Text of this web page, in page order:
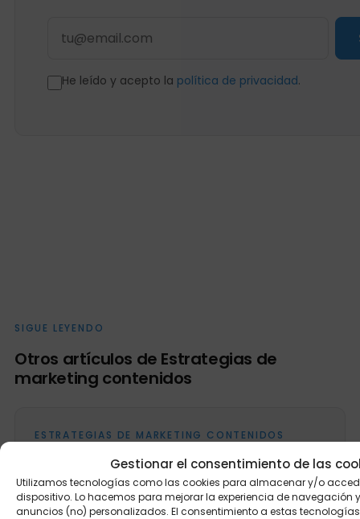
Gestionar el consentimiento de las
Utilizamos tecnologías como las cookies para almacenar y/o
dispositivo. Lo hacemos para mejorar la experiencia de navegación
anuncios (no) personalizados. El consentimiento a estas
He leído y acepto la política de privacidad.
SIGUE LEYENDO
Otros artículos de Estrategias de
marketing contenidos
ESTRATEGIAS DE MARKETING CONTENIDOS
Estrategias de Contenidos para
Ecommerce: Guía Completa
En el mundo del ecommerce, la competencia es